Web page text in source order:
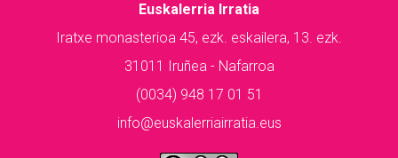
Euskalerria Irratia
Iratxe monasterioa 45, ezk. eskailera, 13. ezk.
31011 Iruñea - Nafarroa
(0034) 948 17 01 51
info@euskalerriairratia.eus